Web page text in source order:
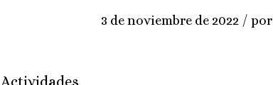
3 de noviembre de 2022 / por
Actividades